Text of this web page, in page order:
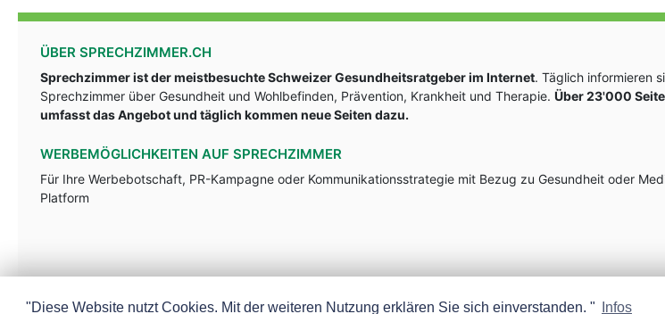
ÜBER SPRECHZIMMER.CH
Sprechzimmer ist der meistbesuchte Schweizer Gesundheitsratgeber im Internet. Täglich informieren
Sprechzimmer über Gesundheit und Wohlbefinden, Prävention, Krankheit und Therapie. Über 23'000
umfasst das Angebot und täglich kommen neue Seiten dazu.
WERBEMÖGLICHKEITEN AUF SPRECHZIMMER
Für Ihre Werbebotschaft, PR-Kampagne oder Kommunikationsstrategie mit Bezug zu Gesundheit oder
Platform
"Diese Website nutzt Cookies. Mit der weiteren Nutzung erklären Sie sich einverstanden. " Infos